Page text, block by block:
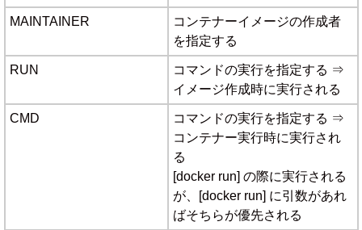
MAINTAINER
コンテナーイメージの作成者
を指定する
RUN
コマンドの実行を指定する ⇒
イメージ作成時に実行される
CMD
コマンドの実行を指定する ⇒
コンテナー実行時に実行され
る
[docker run] の際に実行される
が、[docker run] に引数があれ
ばそちらが優先される